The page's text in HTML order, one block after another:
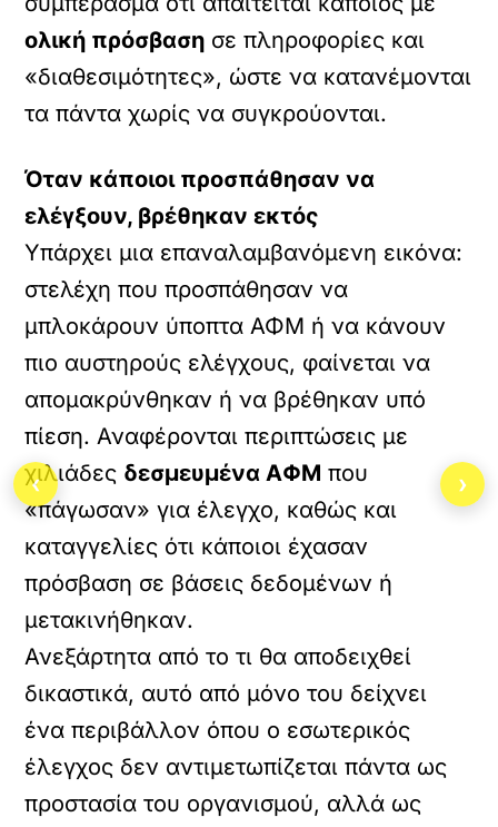
ολική πρόσβαση σε πληροφορίες και
«διαθεσιμότητες», ώστε να κατανέμονται
τα πάντα χωρίς να συγκρούονται.
Όταν κάποιοι προσπάθησαν να
ελέγξουν, βρέθηκαν εκτός
Υπάρχει μια επαναλαμβανόμενη εικόνα:
στελέχη που προσπάθησαν να
μπλοκάρουν ύποπτα ΑΦΜ ή να κάνουν
πιο αυστηρούς ελέγχους, φαίνεται να
απομακρύνθηκαν ή να βρέθηκαν υπό
πίεση. Αναφέρονται περιπτώσεις με
χιλιάδες δεσμευμένα ΑΦΜ που
«πάγωσαν» για έλεγχο, καθώς και
καταγγελίες ότι κάποιοι έχασαν
πρόσβαση σε βάσεις δεδομένων ή
μετακινήθηκαν.
Ανεξάρτητα από το τι θα αποδειχθεί
δικαστικά, αυτό από μόνο του δείχνει
ένα περιβάλλον όπου ο εσωτερικός
έλεγχος δεν αντιμετωπίζεται πάντα ως
προστασία του οργανισμού, αλλά ως
‹ ›